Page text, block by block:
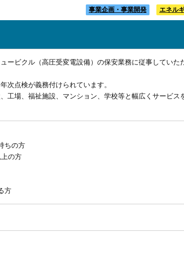
事業企画・事業開発 エネル
ービクル（高圧受変電設備）の保安業務に従事していた
次点検が義務付けられています。
工場、福祉施設、マンション、学校等と幅広くサービス
ちの方
の方
方